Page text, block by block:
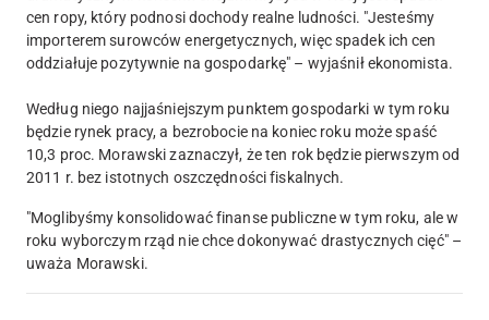
cen ropy, który podnosi dochody realne ludności. "Jesteśmy
importerem surowców energetycznych, więc spadek ich cen
oddziałuje pozytywnie na gospodarkę" – wyjaśnił ekonomista.
Według niego najjaśniejszym punktem gospodarki w tym roku
będzie rynek pracy, a bezrobocie na koniec roku może spaść
10,3 proc. Morawski zaznaczył, że ten rok będzie pierwszym od
2011 r. bez istotnych oszczędności fiskalnych.
"Moglibyśmy konsolidować finanse publiczne w tym roku, ale w
roku wyborczym rząd nie chce dokonywać drastycznych cięć" –
uważa Morawski.